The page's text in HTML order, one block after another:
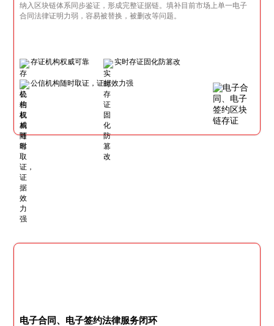
纳入区块链体系同步鉴证，形成完整证据链。填补目前市场上单一电子
合同法律证明力弱，容易被替换，被删改等问题。
存证机构权威可靠 实时存证固化防篡改
公信机构随时取证，证据效力强
电子合同、电子签约法律服务闭环